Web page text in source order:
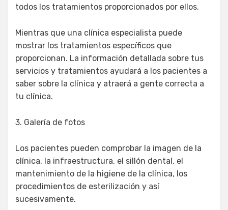
todos los tratamientos proporcionados por ellos.
Mientras que una clínica especialista puede
mostrar los tratamientos específicos que
proporcionan. La información detallada sobre tus
servicios y tratamientos ayudará a los pacientes a
saber sobre la clínica y atraerá a gente correcta a
tu clínica.
3. Galería de fotos
Los pacientes pueden comprobar la imagen de la
clínica, la infraestructura, el sillón dental, el
mantenimiento de la higiene de la clínica, los
procedimientos de esterilización y así
sucesivamente.